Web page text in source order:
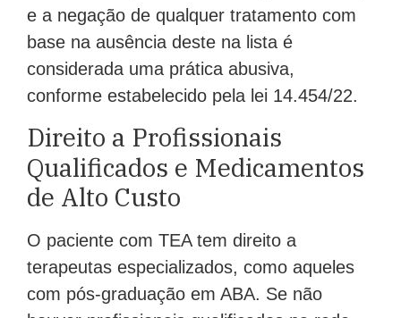
e a negação de qualquer tratamento com
base na ausência deste na lista é
considerada uma prática abusiva,
conforme estabelecido pela lei 14.454/22.
Direito a Profissionais
Qualificados e Medicamentos
de Alto Custo
O paciente com TEA tem direito a
terapeutas especializados, como aqueles
com pós-graduação em ABA. Se não